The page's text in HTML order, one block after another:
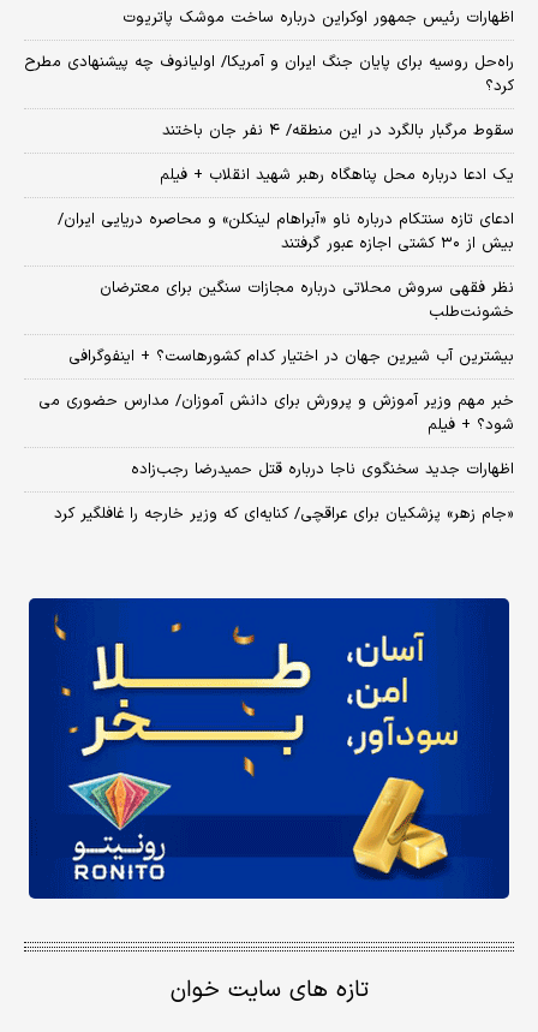
اظهارات رئیس جمهور اوکراین درباره ساخت موشک پاتریوت
راه‌حل روسیه برای پایان جنگ ایران و آمریکا/ اولیانوف چه پیشنهادی مطرح
کرد؟
سقوط مرگبار بالگرد در این منطقه/ ۴ نفر جان باختند
یک ادعا درباره محل پناهگاه‌ رهبر شهید انقلاب + فیلم
ادعای تازه سنتکام درباره ناو «آبراهام لینکلن» و محاصره دریایی ایران/
بیش از ۳۰ کشتی اجازه عبور گرفتند
نظر فقهی سروش محلاتی درباره مجازات سنگین برای معترضان
خشونت‌طلب
بیشترین آب شیرین جهان در اختیار کدام کشورهاست؟ + اینفوگرافی
خبر مهم وزیر آموزش و پرورش برای دانش آموزان/ مدارس حضوری می
شود؟ + فیلم
اظهارات جدید سخنگوی ناجا درباره قتل حمیدرضا رجب‌زاده
«جام زهر» پزشکیان برای عراقچی/ کنایه‌ای که وزیر خارجه را غافلگیر کرد
تازه های سایت خوان